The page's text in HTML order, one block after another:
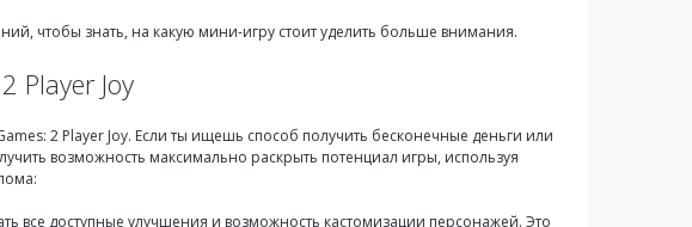
чтобы знать, на какую мини-игру стоит уделить больше внимания.
Player Joy
2 Player Joy. Если ты ищешь способ получить бесконечные деньги или
возможность максимально раскрыть потенциал игры, используя
все доступные улучшения и возможность кастомизации персонажей. Это